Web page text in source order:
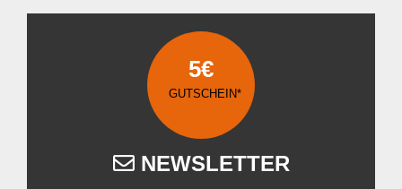
5€
GUTSCHEIN*
NEWSLETTER